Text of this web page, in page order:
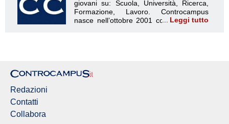
Leggi tutto
Redazioni
Contatti
Collabora